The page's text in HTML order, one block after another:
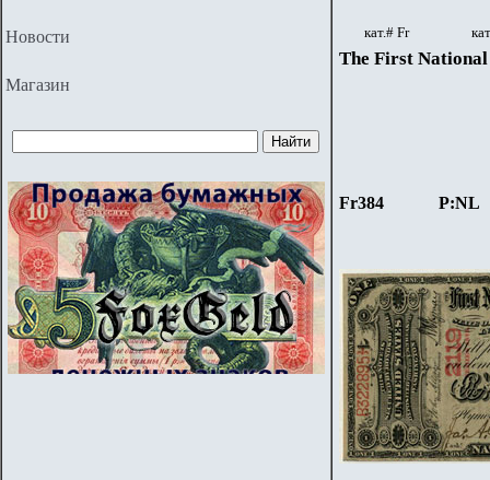
Новости
Магазин
кат.# Fr
The First
Fr384 P:NL